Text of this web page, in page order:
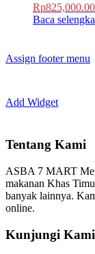
Rp825,000.00
Baca
Assign footer menu
Add Widget
Tentang Kami
ASBA 7 MART
makanan Khas
banyak lainnya.
online.
Kunjungi Kami